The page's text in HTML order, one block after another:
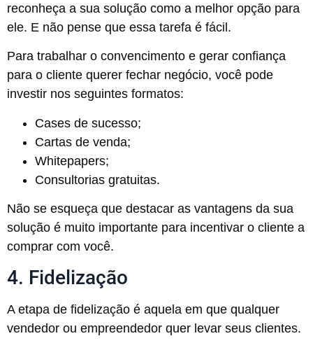
reconheça a sua solução como a melhor opção para
ele. E não pense que essa tarefa é fácil.
Para trabalhar o convencimento e gerar confiança
para o cliente querer fechar negócio, você pode
investir nos seguintes formatos:
Cases de sucesso;
Cartas de venda;
Whitepapers;
Consultorias gratuitas.
Não se esqueça que destacar as vantagens da sua
solução é muito importante para incentivar o cliente a
comprar com você.
4. Fidelização
A etapa de fidelização é aquela em que qualquer
vendedor ou empreendedor quer levar seus clientes.